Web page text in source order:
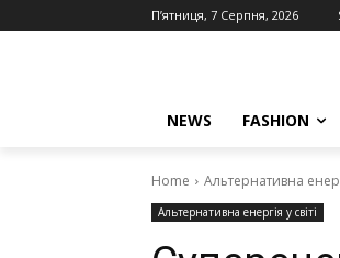
П’ятниця, 7 Серпня, 2026
NEWS FASHION
Home Альтернативна
Альтернативна енергія у світі